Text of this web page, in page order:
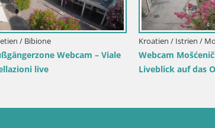
Kroatien / Karlovac / Karlstadt
Webcam Karlstadt Burg Dubovac –
Liveblick auf das historische